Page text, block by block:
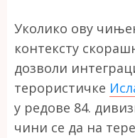
Уколико ову
контексту
дозволи
терористичке
у редове 84.
чини се да на